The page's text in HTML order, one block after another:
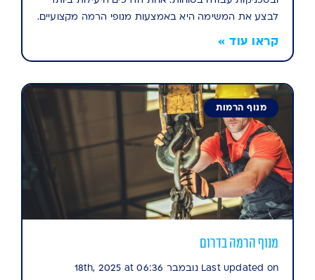
לבצע את המשימה היא באמצעות מנופי הרמה מקצועיים.
קראו עוד »
מנוף הרמות
מנוף הרמה בדרום
Last updated on נובמבר 18th, 2025 at 06:36